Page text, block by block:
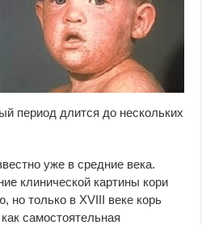
период длится до нескольких
уже в средние века.
клинической картины кори
но только в XVIII веке корь
самостоятельная